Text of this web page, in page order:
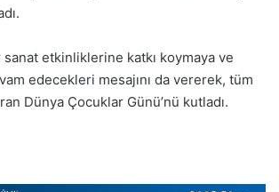
etkinliklerine katkı koymaya ve
edecekleri mesajını da vererek, tüm
Dünya Çocuklar Günü’nü kutladı.